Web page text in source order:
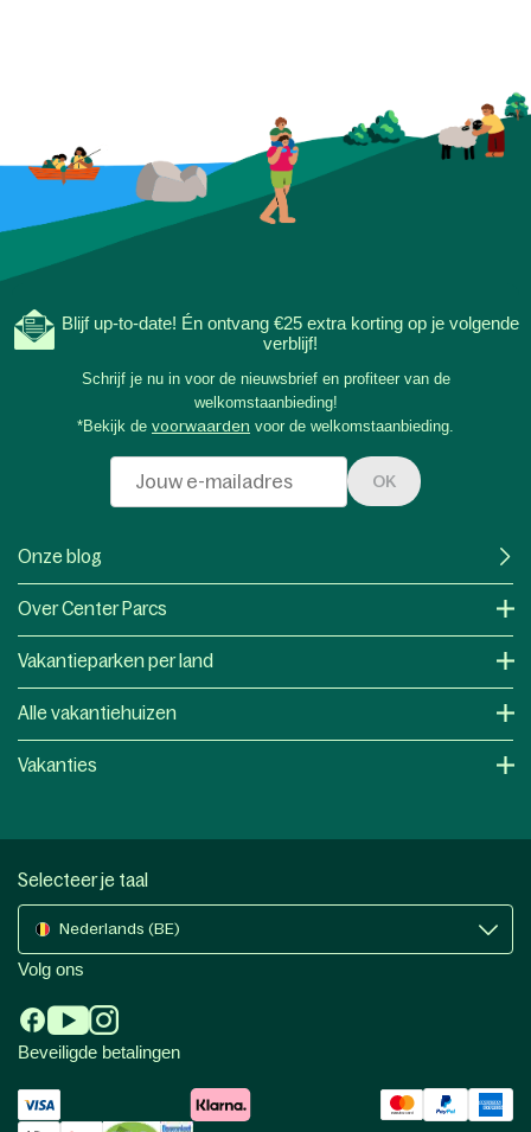
Blijf up-to-date! Én ontvang €25 extra korting op je volgende
verblijf!
Schrijf je nu in voor de nieuwsbrief en profiteer van de
welkomstaanbieding!
*Bekijk de voorwaarden voor de welkomstaanbieding.
OK
Onze blog
Over Center Parcs
Vakantieparken per land
Alle vakantiehuizen
Vakanties
Selecteer je taal
Nederlands (BE)
Volg ons
Beveiligde betalingen